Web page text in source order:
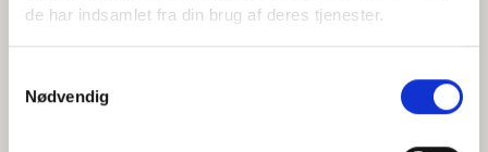
de har indsamlet fra din brug af deres tjenester.
Nødvendig